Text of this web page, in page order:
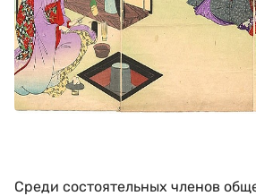
Среди состоятельных членов